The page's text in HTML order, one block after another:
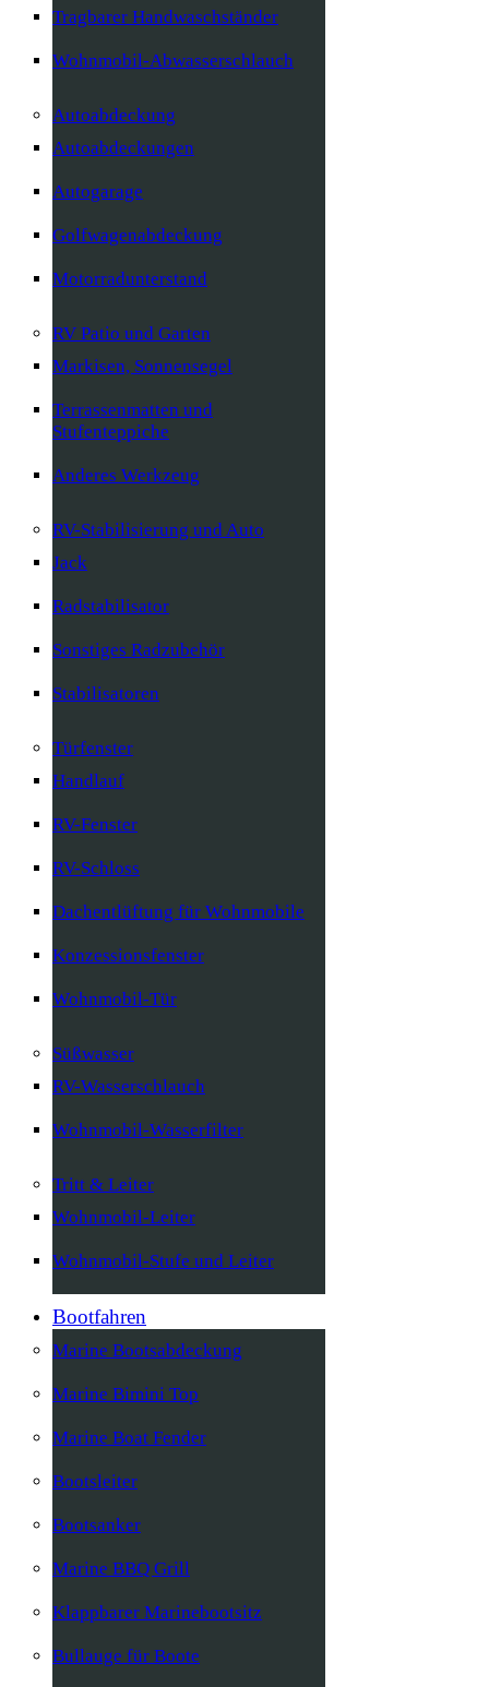
Tragbarer Handwaschständer
Wohnmobil-Abwasserschlauch
Autoabdeckung
Autoabdeckungen
Autogarage
Golfwagenabdeckung
Motorradunterstand
RV Patio und Garten
Markisen, Sonnensegel
Terrassenmatten und
Stufenteppiche
Anderes Werkzeug
RV-Stabilisierung und Auto
Jack
Radstabilisator
Sonstiges Radzubehör
Stabilisatoren
Türfenster
Handlauf
RV-Fenster
RV-Schloss
Dachentlüftung für Wohnmobile
Konzessionsfenster
Wohnmobil-Tür
Süßwasser
RV-Wasserschlauch
Wohnmobil-Wasserfilter
Tritt & Leiter
Wohnmobil-Leiter
Wohnmobil-Stufe und Leiter
Bootfahren
Marine Bootsabdeckung
Marine Bimini Top
Marine Boat Fender
Bootsleiter
Bootsanker
Marine BBQ Grill
Klappbarer Marinebootsitz
Bullauge für Boote